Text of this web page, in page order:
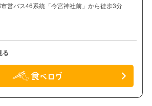
営バス46系統「今宮神社前」から徒歩3分
る